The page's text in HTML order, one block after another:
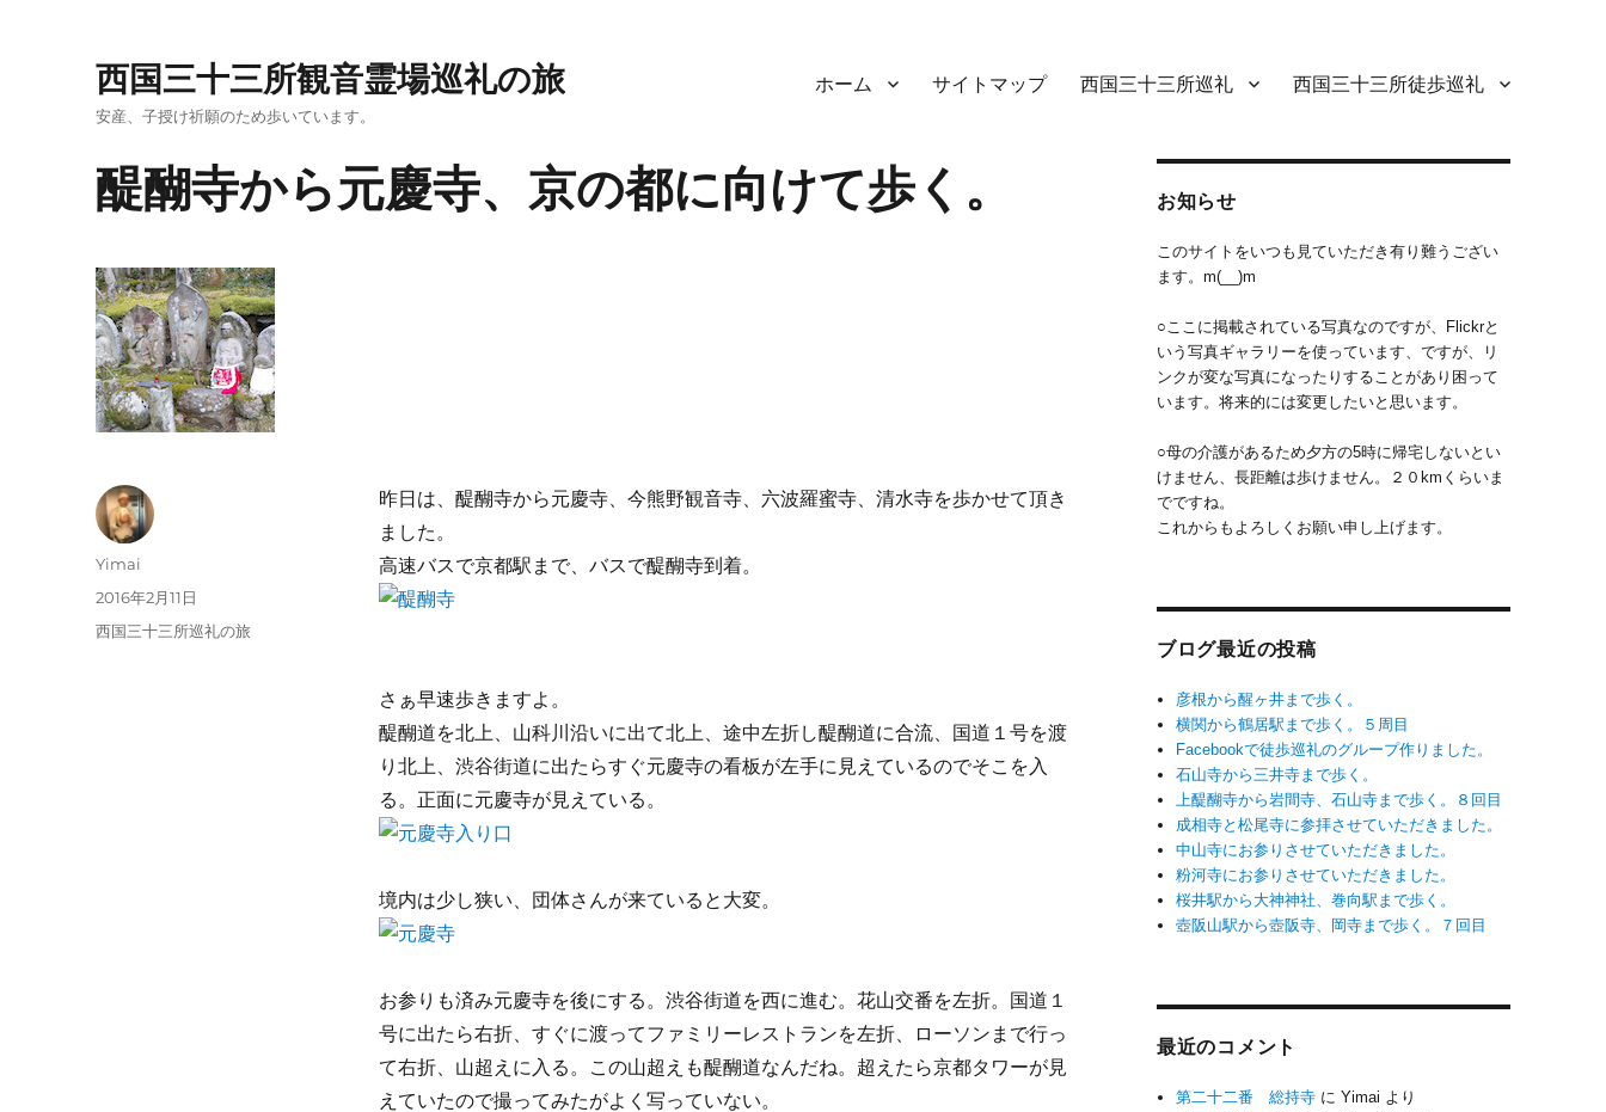
西国三十三所観音霊場巡礼の旅
安産、子授け祈願のため歩いています。
ホーム サイトマップ 西国三十三所巡礼 西国三十三所徒歩巡礼
醍醐寺から元慶寺、京の都に向けて歩く。
昨日は、醍醐寺から元慶寺、今熊野観音寺、六波羅蜜寺、清水寺を歩かせて頂き
ました。
高速バスで京都駅まで、バスで醍醐寺到着。
さぁ早速歩きますよ。
醍醐道を北上、山科川沿いに出て北上、途中左折し醍醐道に合流、国道１号を渡
り北上、渋谷街道に出たらすぐ元慶寺の看板が左手に見えているのでそこを入
る。正面に元慶寺が見えている。
境内は少し狭い、団体さんが来ていると大変。
お参りも済み元慶寺を後にする。渋谷街道を西に進む。花山交番を左折。国道１
号に出たら右折、すぐに渡ってファミリーレストランを左折、ローソンまで行っ
て右折、山超えに入る。この山超えも醍醐道なんだね。超えたら京都タワーが見
えていたので撮ってみたがよく写っていない。
投
Yimai
投
稿
2016年2月11日
カ
西国三十三所巡礼の旅
お知らせ
このサイトをいつも見ていただき有り難うござい
ます。m(__)m
○ここに掲載されている写真なのですが、Flickrと
いう写真ギャラリーを使っています、ですが、リ
ンクが変な写真になったりすることがあり困って
います。将来的には変更したいと思います。
○母の介護があるため夕方の5時に帰宅しないとい
けません、長距離は歩けません。２０kmくらいま
でですね。
これからもよろしくお願い申し上げます。
ブログ最近の投稿
彦根から醒ヶ井まで歩く。
横関から鶴居駅まで歩く。５周目
Facebookで徒歩巡礼のグループ作りました。
石山寺から三井寺まで歩く。
上醍醐寺から岩間寺、石山寺まで歩く。８回目
成相寺と松尾寺に参拝させていただきました。
中山寺にお参りさせていただきました。
粉河寺にお参りさせていただきました。
桜井駅から大神神社、巻向駅まで歩く。
壺阪山駅から壺阪寺、岡寺まで歩く。７回目
最近のコメント
第二十二番 総持寺 にYimai より